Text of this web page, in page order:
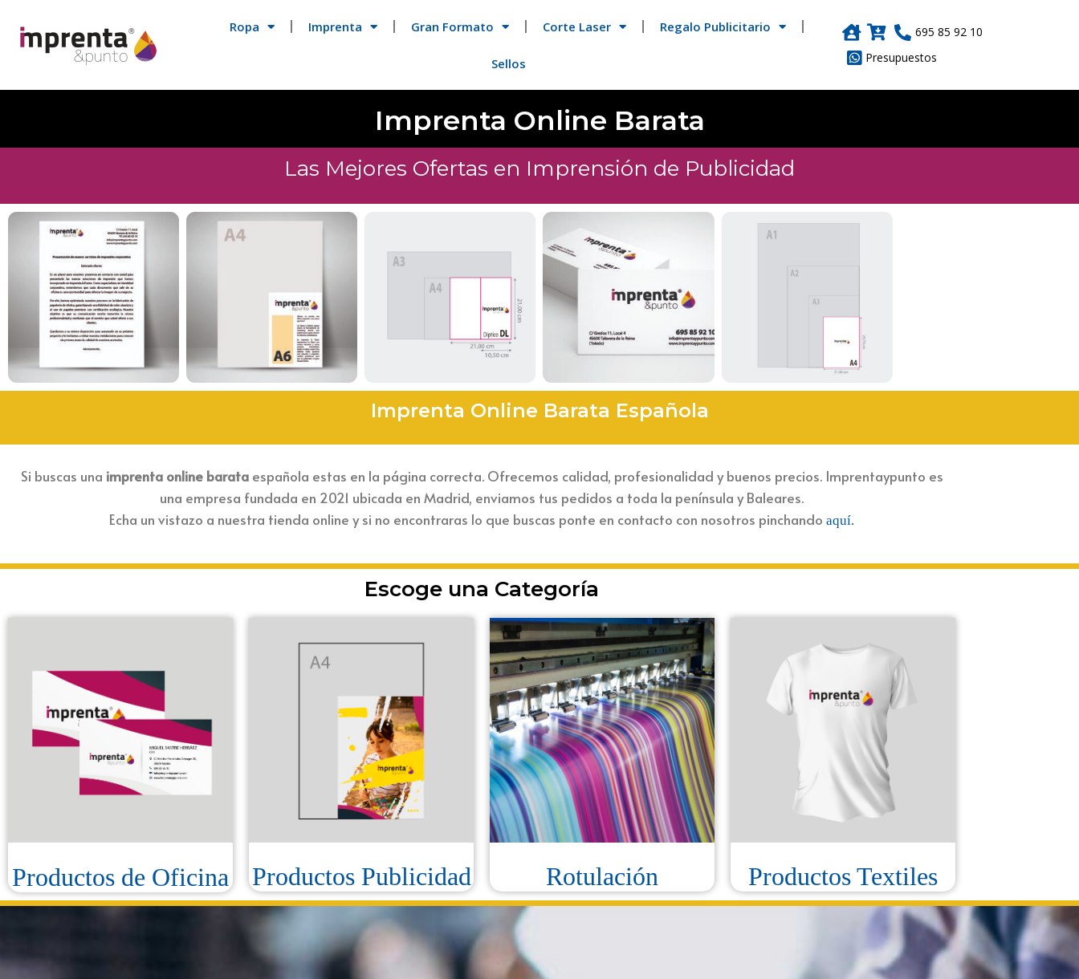
Ropa Imprenta Gran Formato Corte Laser Regalo Publicitario
Sellos
695 85 92 10
Presupuestos
Imprenta Online Barata
Las Mejores Ofertas en Imprensión de Publicidad
Imprenta Online Barata Española
Si buscas una imprenta online barataespañola estas en la página correcta. Ofrecemos calidad, profesionalidad y buenos precios. Imprentaypunto es
una empresa fundada en 2021 ubicada en Madrid, enviamos tus pedidos a toda la península y Baleares.
Echa un vistazo a nuestra tienda online y si no encontraras lo que buscas ponte en contacto con nosotros pinchando aquí.
Escoge una Categoría
Productos de Oficina Productos Publicidad Rotulación Productos Textiles